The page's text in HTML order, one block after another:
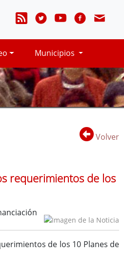
Municipios
Volver
requerimientos de los
de los 10 Planes de